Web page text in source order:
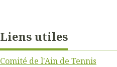
Liens utiles
Comité de l'Ain de Tennis